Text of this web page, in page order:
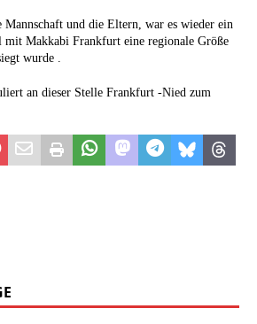
Mannschaft und die Eltern, war es wieder ein
mit Makkabi Frankfurt eine regionale Größe
wurde .
an dieser Stelle Frankfurt -Nied zum